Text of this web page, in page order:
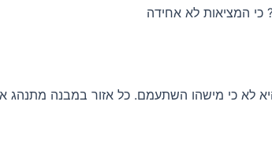
המציאות לא אחידה
לא כי מישהו השתעמם. כל אזור במבנה מתנהג